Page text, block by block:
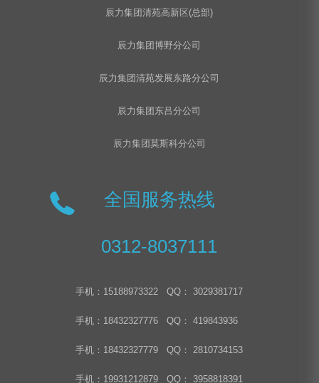
吊装带商标近照
辰力集团清苑高新区(总部)
辰力集团博野分公司
辰力集团清苑发展东路分公司
辰力集团东吕分公司
辰力集团莫斯科分公司
全国服务热线
0312-8037111
手机：15188973322 QQ： 3029381717
手机：18432327776 QQ： 419843936
手机：18432327779 QQ： 2810734153
手机：19931212879 QQ： 3958818391